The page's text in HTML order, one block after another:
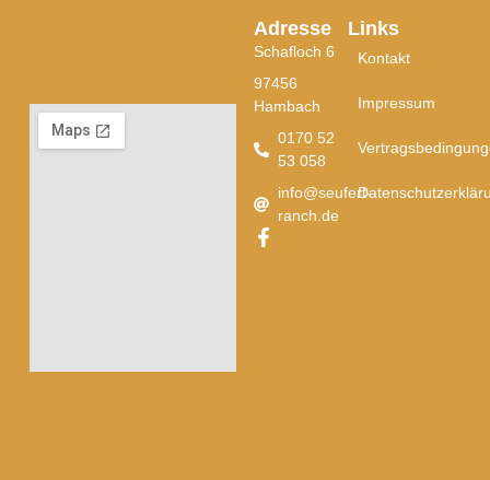
Links
Kontakt
Impressum
Adresse
Schafloch 6
97456
Hambach
0170 52
53 058
info@seufert-
ranch.de
F
a